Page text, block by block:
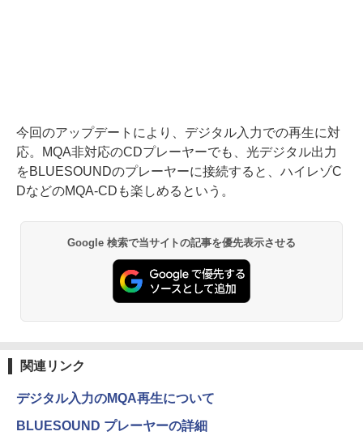
今回のアップデートにより、デジタル入力での再生に対
応。MQA非対応のCDプレーヤーでも、光デジタル出力
をBLUESOUNDのプレーヤーに接続すると、ハイレゾC
DなどのMQA-CDも楽しめるという。
Google 検索で当サイトの記事を優先表示させる
関連リンク
デジタル入力のMQA再生について
BLUESOUND プレーヤーの詳細